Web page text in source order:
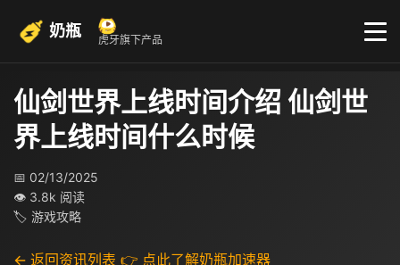
奶瓶 虎牙旗下产品
仙剑世界上线时间介绍 仙剑世
界上线时间什么时候
📅 02/13/2025
👁 3.8k 阅读
🏷 游戏攻略
← 返回资讯列表 👉 点此了解奶瓶加速器